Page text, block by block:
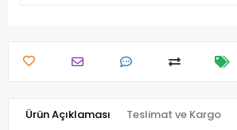
Ürün Açıklaması Teslimat ve Kargo